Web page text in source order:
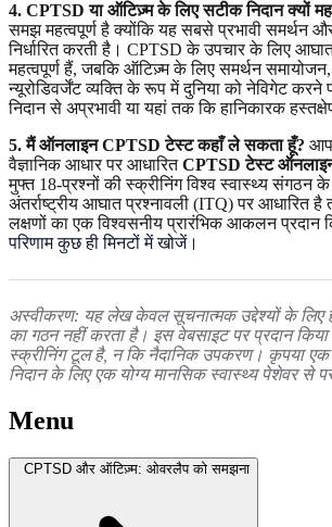
4. CPTSD या ऑटिज़्म के लिए सटीक निदान क्यों
समझ महत्वपूर्ण है क्योंकि यह सबसे प्रभावी समर्थन
निर्धारित करती है। CPTSD के उपचार के लिए
महत्वपूर्ण हैं, जबकि ऑटिज़्म के लिए समर्थन
न्यूरोडिवर्जेंट व्यक्ति के रूप में दुनिया को नेविगेट
निदान से अप्रभावी या यहां तक कि हानिकारक
5. मैं ऑनलाइन CPTSD टेस्ट कहाँ ले सकता हूँ? आप
वैज्ञानिक आधार पर आधारितCPTSD टेस्ट
मुफ्त 18-प्रश्नों की स्क्रीनिंग विश्व स्वास्थ्य संगठन
अंतर्राष्ट्रीय आघात प्रश्नावली (ITQ) पर आधारित
लक्षणों का एक विश्वसनीय प्रारंभिक आकलन प्रदान
परिणाम कुछ ही मिनटों में खोजें।
अस्वीकरण: यह लेख केवल सूचनात्मक उद्देश्यों के लिए
का गठन नहीं करता है। इस वेबसाइट पर प्रदान किया
स्क्रीनिंग टूल है, न कि नैदानिक उपकरण। कृपया
निदान के लिए एक योग्य मानसिक स्वास्थ्य पेशेवर से
Menu
CPTSD और ऑटिज़्म: ओवरलैप को समझना